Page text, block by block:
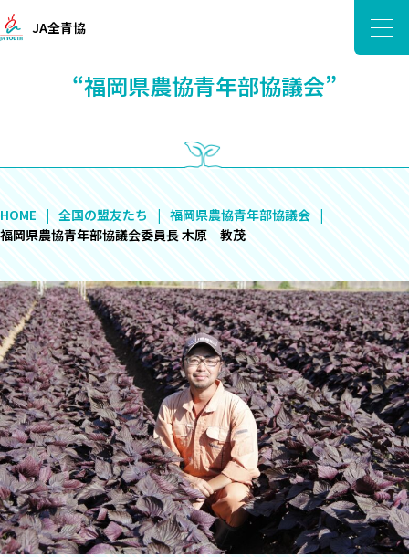
JA全青協
“福岡県農協青年部協議会”
HOME 全国の盟友たち
福岡県農協青年部協議会
福岡県農協青年部協議会委員長 木原 教茂